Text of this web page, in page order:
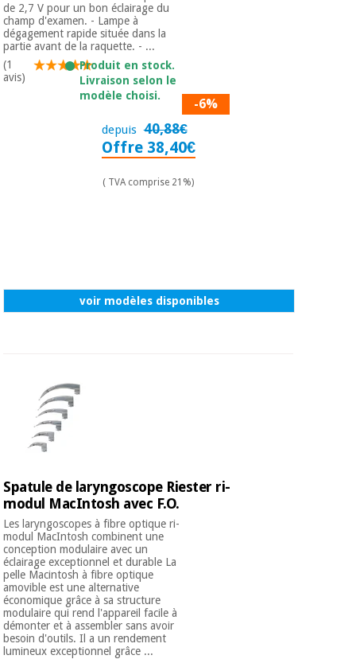
de 2,7 V pour un bon éclairage du
champ d'examen. - Lampe à
dégagement rapide située dans la
partie avant de la raquette. - ...
(1
avis)
Produit en stock.
Livraison selon le
modèle choisi.
-6%
depuis 40,88€
Offre 38,40€
( TVA comprise 21%)
voir modèles disponibles
Spatule de laryngoscope Riester ri-
modul MacIntosh avec F.O.
Les laryngoscopes à fibre optique ri-
modul MacIntosh combinent une
conception modulaire avec un
éclairage exceptionnel et durable La
pelle Macintosh à fibre optique
amovible est une alternative
économique grâce à sa structure
modulaire qui rend l'appareil facile à
démonter et à assembler sans avoir
besoin d'outils. Il a un rendement
lumineux exceptionnel grâce ...